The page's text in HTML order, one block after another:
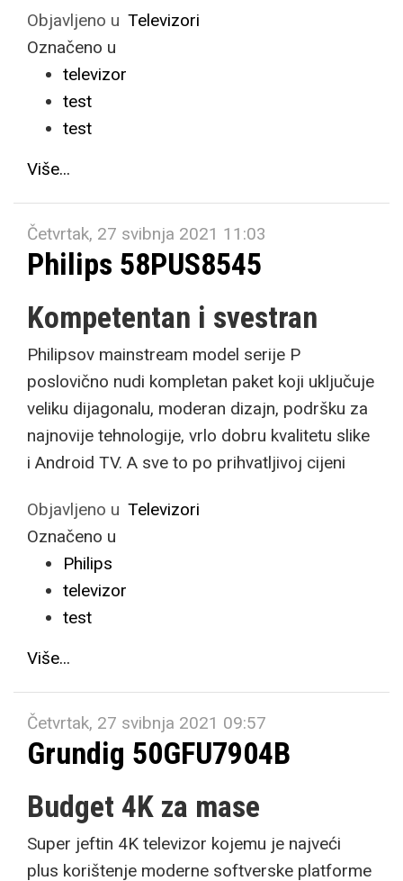
Objavljeno u Televizori
Označeno u
televizor
test
test
Više...
Četvrtak, 27 svibnja 2021 11:03
Philips 58PUS8545
Kompetentan i svestran
Philipsov mainstream model serije P
poslovično nudi kompletan paket koji uključuje
veliku dijagonalu, moderan dizajn, podršku za
najnovije tehnologije, vrlo dobru kvalitetu slike
i Android TV. A sve to po prihvatljivoj cijeni
Objavljeno u Televizori
Označeno u
Philips
televizor
test
Više...
Četvrtak, 27 svibnja 2021 09:57
Grundig 50GFU7904B
Budget 4K za mase
Super jeftin 4K televizor kojemu je najveći
plus korištenje moderne softverske platforme